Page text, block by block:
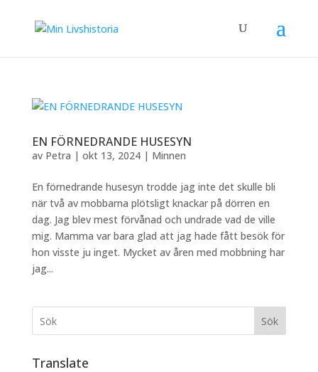
EN FÖRNEDRANDE HUSESYN
av Petra | okt 13, 2024| Minnen
En förnedrande husesyn trodde jag inte det skulle bli
när två av mobbarna plötsligt knackar på dörren en
dag. Jag blev mest förvånad och undrade vad de ville
mig. Mamma var bara glad att jag hade fått besök för
hon visste ju inget. Mycket av åren med mobbning har
jag...
Sök
Translate